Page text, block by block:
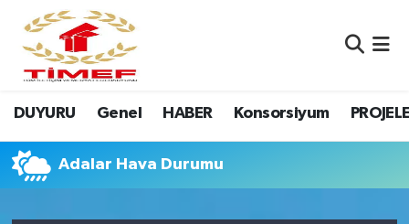
DUYURU Genel HABER Konsorsiyum
Adalar Hava Durumu
Anasayfa Kutu
Anasayfa Manşet
Canlı Yayın
Nöbetçi Eczaneler
Hava Durumu
Namaz Vakitleri